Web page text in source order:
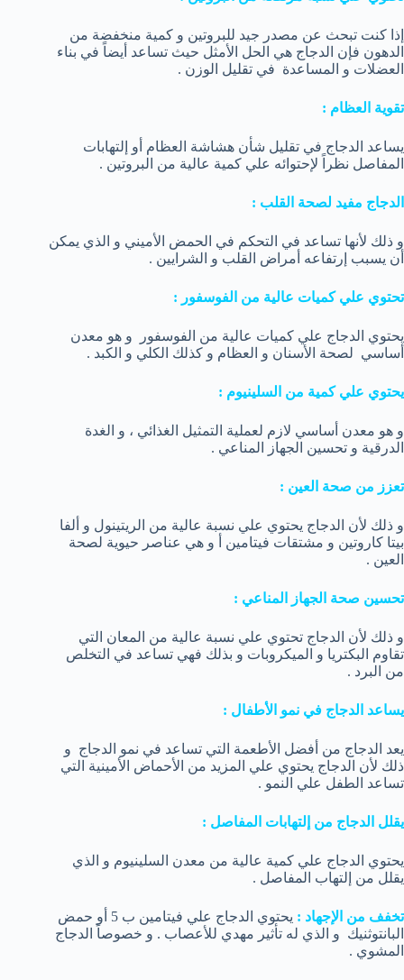
إذا كنت تبحث عن مصدر جيد للبروتين و كمية منخفضة من
الدهون فإن الدجاج هي الحل الأمثل حيث تساعد أيضاً في بناء
العضلات و المساعدة في تقليل الوزن .
تقوية العظام :
يساعد الدجاج في تقليل شأن هشاشة العظام أو إلتهابات
المفاصل نظراً لإحتوائه علي كمية عالية من البروتين .
الدجاج مفيد لصحة القلب :
و ذلك لأنها تساعد في التحكم في الحمض الأميني و الذي يمكن
أن يسبب إرتفاعه أمراض القلب و الشرايين .
تحتوي علي كميات عالية من الفوسفور :
يحتوي الدجاج علي كميات عالية من الفوسفور و هو معدن
أساسي لصحة الأسنان و العظام و كذلك الكلي و الكبد .
يحتوي علي كمية من السلينيوم :
و هو معدن أساسي لازم لعملية التمثيل الغذائي ، و الغدة
الدرقية و تحسين الجهاز المناعي .
تعزز من صحة العين :
و ذلك لأن الدجاج يحتوي علي نسبة عالية من الريتينول و ألفا
بيتا كاروتين و مشتقات فيتامين أ و هي عناصر حيوية لصحة
العين .
تحسين صحة الجهاز المناعي :
و ذلك لأن الدجاج تحتوي علي نسبة عالية من المعان التي
تقاوم البكتريا و الميكروبات و بذلك فهي تساعد في التخلص
من البرد .
يساعد الدجاج في نمو الأطفال :
يعد الدجاج من أفضل الأطعمة التي تساعد في نمو الدجاج و
ذلك لأن الدجاج يحتوي علي المزيد من الأحماض الأمينية التي
تساعد الطفل علي النمو .
يقلل الدجاج من إلتهابات المفاصل :
يحتوي الدجاج علي كمية عالية من معدن السلينيوم و الذي
يقلل من إلتهاب المفاصل .
تخفف من الإجهاد :
يحتوي الدجاج علي فيتامين ب 5 أو حمض
البانتوثنيك و الذي له تأثير مهدي للأعصاب . و خصوصاً الدجاج
المشوي .